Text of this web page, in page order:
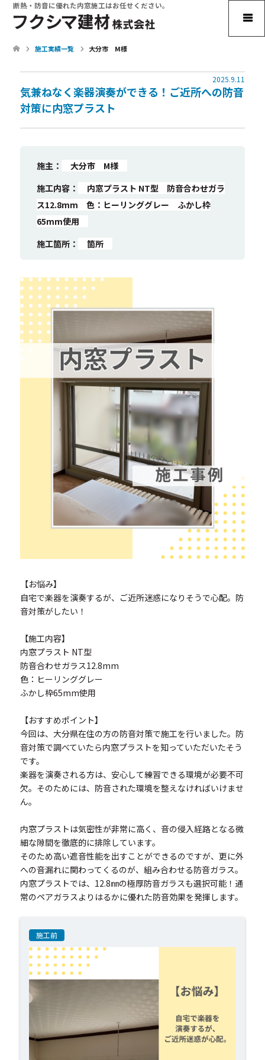
断熱・防音に優れた内窓施工はお任せください。
施工実績一覧 大分市 M様
2025.9.11
気兼ねなく楽器演奏ができる！ご近所への防音
対策に内窓プラスト
施主：
大分市 M様
施工内容：
内窓プラスト NT型 防音合わせガラ
ス12.8mm 色：ヒーリンググレー ふかし枠
65mm使用
施工箇所：
箇所
【お悩み】
自宅で楽器を演奏するが、ご近所迷惑になりそうで心配。防
音対策がしたい！
【施工内容】
内窓プラスト NT型
防音合わせガラス12.8mm
色：ヒーリンググレー
ふかし枠65mm使用
【おすすめポイント】
今回は、大分県在住の方の防音対策で施工を行いました。防
音対策で調べていたら内窓プラストを知っていただいたそう
です。
楽器を演奏される方は、安心して練習できる環境が必要不可
欠。そのためには、防音された環境を整えなければいけませ
ん。
内窓プラストは気密性が非常に高く、音の侵入経路となる微
細な隙間を徹底的に排除しています。
そのため高い遮音性能を出すことができるのですが、更に外
への音漏れに関わってくるのが、組み合わせる防音ガラス。
内窓プラストでは、12.8㎜の極厚防音ガラスも選択可能！通
常のペアガラスよりはるかに優れた防音効果を発揮します。
施工前